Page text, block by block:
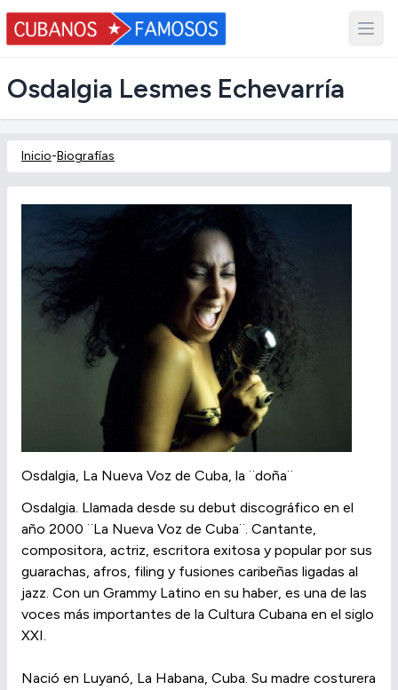
Osdalgia Lesmes Echevarría
Inicio-Biografías
Osdalgia, La Nueva Voz de Cuba, la ¨doña¨
Osdalgia. Llamada desde su debut discográfico en el
año 2000 ¨La Nueva Voz de Cuba¨. Cantante,
compositora, actriz, escritora exitosa y popular por sus
guarachas, afros, filing y fusiones caribeñas ligadas al
jazz. Con un Grammy Latino en su haber, es una de las
voces más importantes de la Cultura Cubana en el siglo
XXI.
Nació en Luyanó, La Habana, Cuba. Su madre costurera